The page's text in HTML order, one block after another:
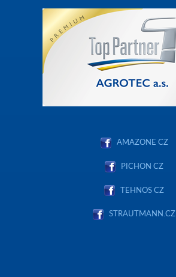
AMAZONE CZ
PICHON CZ
TEHNOS CZ
STRAUTMANN.CZ